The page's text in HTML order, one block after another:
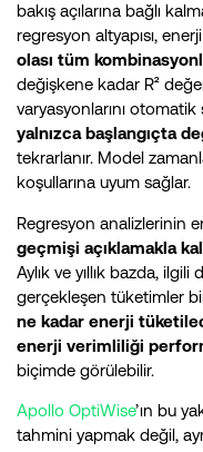
bakış açılarına bağlı
regresyon altyapısı,
olası tüm
değişkene kadar R²
varyasyonlarını
yalnızca başlangıçta
tekrarlanır. Model
koşullarına uyum sağlar.
Regresyon analizlerinin
geçmişi açıklamakla
Aylık ve yıllık bazda,
gerçekleşen tüketimler
ne kadar enerji
enerji verimliliği
biçimde görülebilir.
Apollo OptiWise’ın bu
tahmini yapmak değil,